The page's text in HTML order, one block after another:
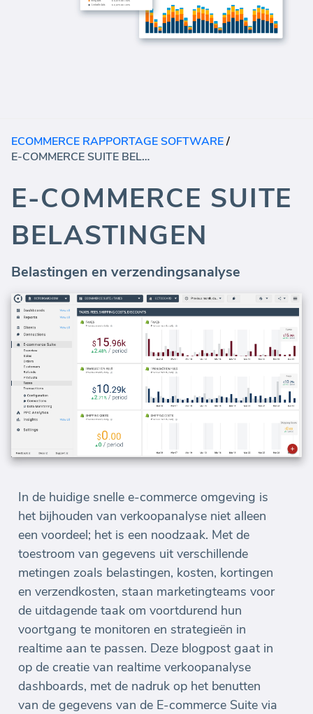
ECOMMERCE RAPPORTAGE SOFTWARE/
E-COMMERCE SUITE BELASTINGEN
E-COMMERCE SUITE
BELASTINGEN
Belastingen en verzendingsanalyse
In de huidige snelle e-commerce omgeving is
het bijhouden van verkoopanalyse niet alleen
een voordeel; het is een noodzaak. Met de
toestroom van gegevens uit verschillende
metingen zoals belastingen, kosten, kortingen
en verzendkosten, staan marketingteams voor
de uitdagende taak om voortdurend hun
voortgang te monitoren en strategieën in
realtime aan te passen. Deze blogpost gaat in
op de creatie van realtime verkoopanalyse
dashboards, met de nadruk op het benutten
van de gegevens van de E-commerce Suite via